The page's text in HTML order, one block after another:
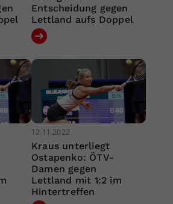
Entscheidung gegen
Lettland aufs Doppel
12.11.2022
Kraus unterliegt
Ostapenko: ÖTV-
Damen gegen
Lettland mit 1:2 im
Hintertreffen